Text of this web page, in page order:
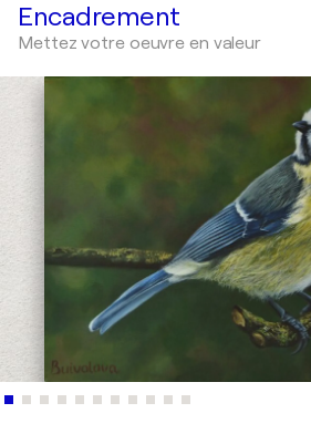
Encadrement
Mettez votre oeuvre en valeur